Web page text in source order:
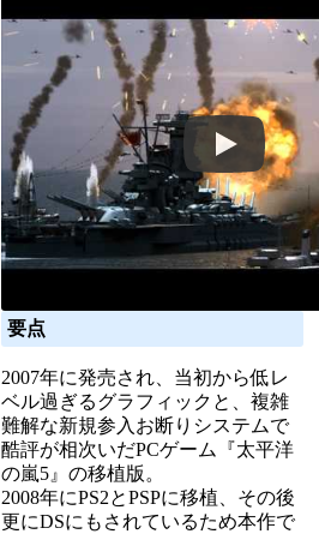
要点
2007年に発売され、当初から低レ
ベル過ぎるグラフィックと、複雑
難解な新規参入お断りシステムで
酷評が相次いだPCゲーム『太平洋
の嵐5』の移植版。
2008年にPS2とPSPに移植、その後
更にDSにもされているため本作で